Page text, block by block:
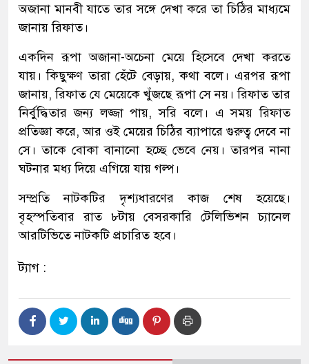
অজানা মানবী যাতে তার সঙ্গে দেখা করে তা চিঠির মাধ্যমে
জানায় রিফাত।
একদিন রূপা অজানা-অচেনা মেয়ে হিসেবে দেখা করতে
যায়। কিছুক্ষণ তারা হেঁটে বেড়ায়, কথা বলে। এরপর রূপা
জানায়, রিফাত যে মেয়েকে খুঁজছে রূপা সে নয়। রিফাত তার
নির্বুদ্ধিতার জন্য লজ্জা পায়, সরি বলে। এ সময় রিফাত
প্রতিজ্ঞা করে, আর ওই মেয়ের চিঠির ব্যাপারে গুরুত্ব দেবে না
সে। তাকে বোকা বানানো হচ্ছে ভেবে নেয়। তারপর নানা
ঘটনার মধ্য দিয়ে এগিয়ে যায় গল্প।
সম্প্রতি নাটকটির দৃশ্যধারণের কাজ শেষ হয়েছে।
বৃহস্পতিবার রাত ৮টায় বেসরকারি টেলিভিশন চ্যানেল
আরটিভিতে নাটকটি প্রচারিত হবে।
ট্যাগ :